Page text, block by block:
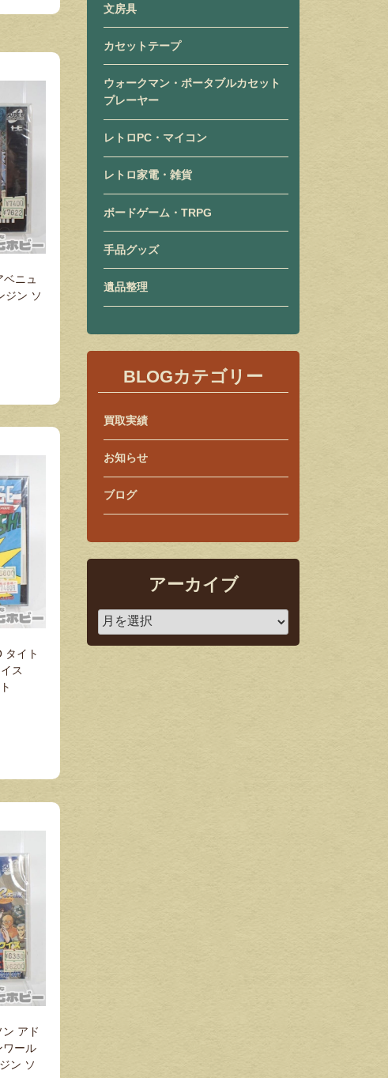
ベニュ
ジン ソ
タイト
ス
ン アド
ワール
ン ソ
文房具
カセットテープ
ウォークマン・ポータブルカセット
プレーヤー
レトロPC・マイコン
レトロ家電・雑貨
ボードゲーム・TRPG
手品グッズ
遺品整理
BLOGカテゴリー
買取実績
お知らせ
ブログ
アーカイブ